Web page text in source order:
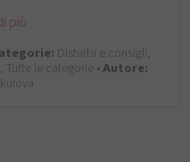
più
Disturbi e consigli,
le categorie •Autore: